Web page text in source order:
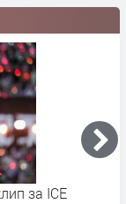
за ICE